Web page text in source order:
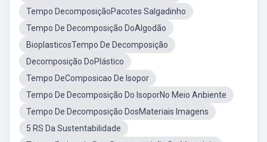
Tempo DecomposiçãoPacotes Salgadinho
Tempo De Decomposição DoAlgodão
BioplasticosTempo De Decomposição
Decomposição DoPlástico
Tempo DeComposicao De Isopor
Tempo De Decomposição Do IsoporNo Meio Anbiente
Tempo De Decomposição DosMateriais Imagens
5 RS Da Sustentabilidade